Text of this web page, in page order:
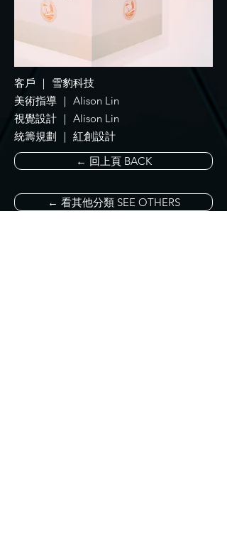
← 回上頁 BACK
← 看其他分類 SEE OTHERS
客戶 ｜ 雪豹科技
美術指導 ｜ Alison Lin
視覺設計 ｜ Alison Lin
統籌規劃 ｜ 紅創設計